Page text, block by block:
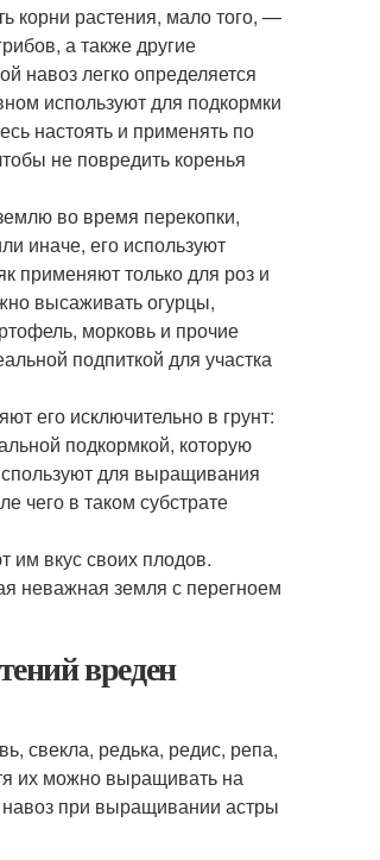
корни растения, мало того, —
а также другие
навоз легко определяется
используют для подкормки
настоять и применять по
не повредить коренья
во время перекопки,
иначе, его используют
применяют только для роз и
высаживать огурцы,
морковь и прочие
подпиткой для участка
его исключительно в грунт:
подкормкой, которую
для выращивания
чего в таком субстрате
вкус своих плодов.
неважная земля с перегноем
вреден
свекла, редька, редис, репа,
их можно выращивать на
при выращивании астры